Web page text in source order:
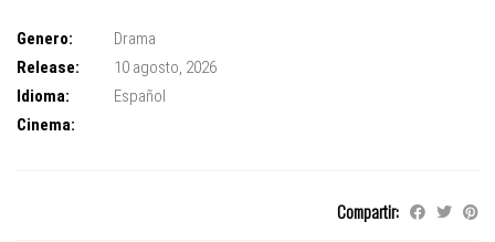
Genero:
Drama
Release:
10 agosto, 2026
Idioma:
Español
Cinema:
Compartir: